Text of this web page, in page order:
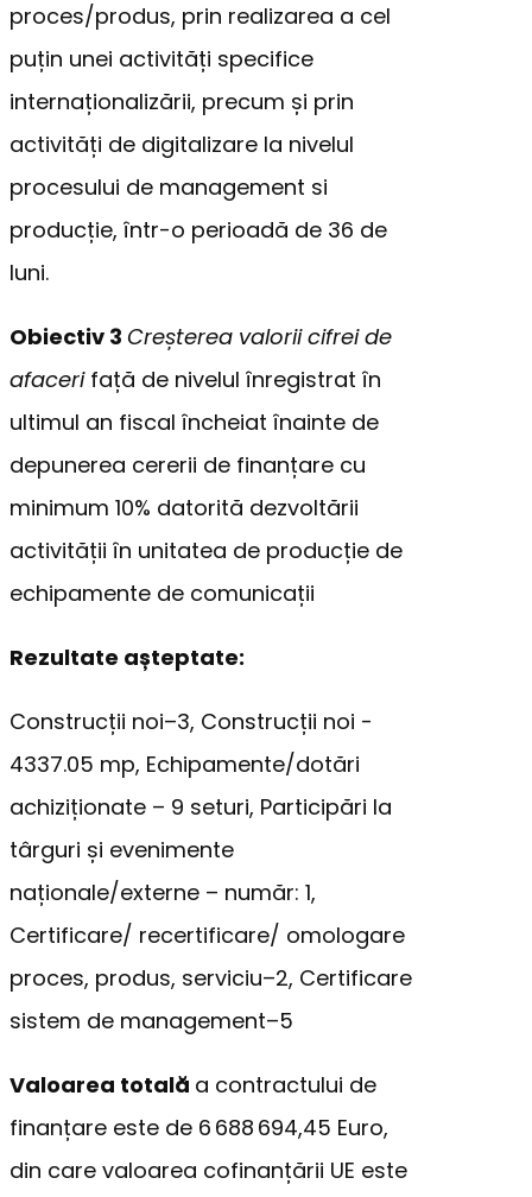
proces/produs, prin realizarea a cel
puțin unei activități specifice
internaționalizării, precum și prin
activități de digitalizare la nivelul
procesului de management si
producție, într-o perioadă de 36 de
luni.
Obiectiv 3 Creșterea valorii cifrei de
afaceri față de nivelul înregistrat în
ultimul an fiscal încheiat înainte de
depunerea cererii de finanțare cu
minimum 10% datorită dezvoltării
activității în unitatea de producție de
echipamente de comunicații
Rezultate așteptate:
Construcții noi–3, Construcții noi -
4337.05 mp, Echipamente/dotări
achiziționate – 9 seturi, Participări la
târguri și evenimente
naționale/externe – număr: 1,
Certificare/ recertificare/ omologare
proces, produs, serviciu–2, Certificare
sistem de management–5
Valoarea totală a contractului de
finanțare este de 6 688 694,45 Euro,
din care valoarea cofinanțării UE este